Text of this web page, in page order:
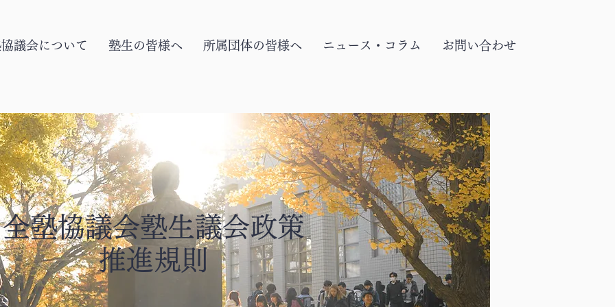
議会について 塾生の皆様へ 所属団体の皆様へ ニュース・コラム お問い合わせ
全塾協議会塾生議会政策
推進規則